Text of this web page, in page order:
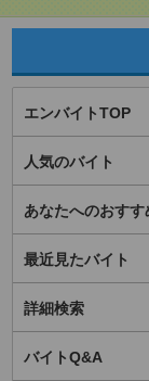
エンバイトTOP
人気のバイト
あなたへのおすす
最近見たバイト
詳細検索
バイトQ&A